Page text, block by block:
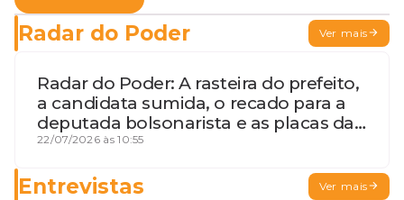
Radar do Poder Ver mais
Radar do Poder: A rasteira do prefeito,
a candidata sumida, o recado para a
deputada bolsonarista e as placas da
discórdia
22/07/2026 às 10:55
Entrevistas Ver mais